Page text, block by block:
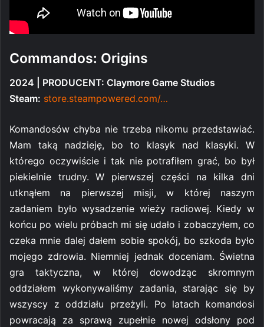
Commandos: Origins
2024 | PRODUCENT: Claymore Game Studios
Steam: store.steampowered.com/…
Komandosów chyba nie trzeba nikomu przedstawiać.
Mam taką nadzieję, bo to klasyk nad klasyki. W
którego oczywiście i tak nie potrafiłem grać, bo był
piekielnie trudny. W pierwszej części na kilka dni
utknąłem na pierwszej misji, w której naszym
zadaniem było wysadzenie wieży radiowej. Kiedy w
końcu po wielu próbach mi się udało i zobaczyłem, co
czeka mnie dalej dałem sobie spokój, bo szkoda było
mojego zdrowia. Niemniej jednak doceniam. Świetna
gra taktyczna, w której dowodząc skromnym
oddziałem wykonywaliśmy zadania, starając się by
wszyscy z oddziału przeżyli. Po latach komandosi
powracają za sprawą zupełnie nowej odsłony pod